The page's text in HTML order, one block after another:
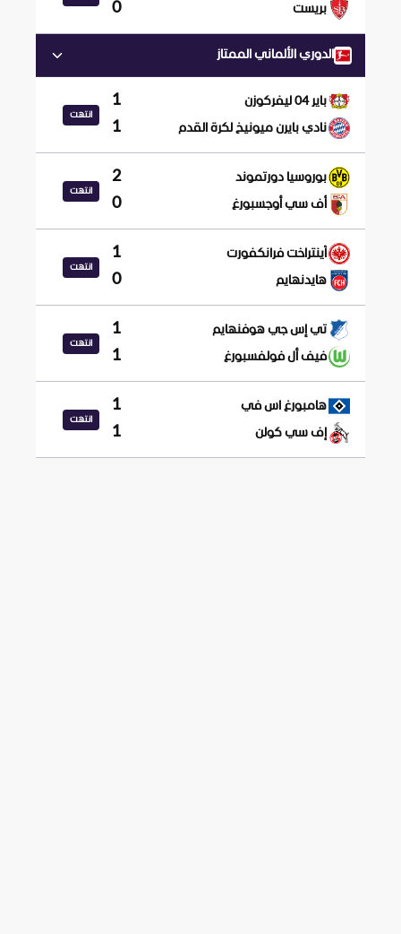
بريست 0
الدوري الألماني الممتاز
باير 04 ليفركوزن 1
نادي بايرن ميونيخ لكرة القدم 1
انتهت
بوروسيا دورتموند 2
أف سي أوجسبورغ 0
انتهت
آينتراخت فرانكفورت 1
هايدنهايم 0
انتهت
تي إس جي هوفنهايم 1
فيف أل فولفسبورغ 1
انتهت
هامبورغ اس في 1
إف سي كولن 1
انتهت